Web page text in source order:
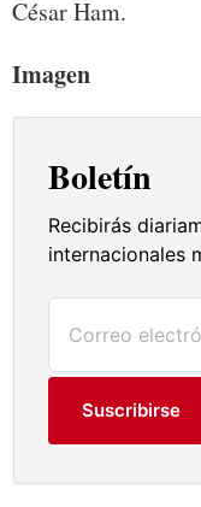
César Ham.
Imagen
Boletín
Recibirás
internacionales
Suscribirse